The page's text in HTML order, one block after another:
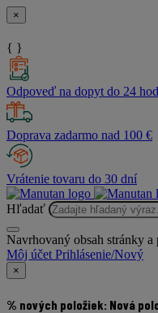
×
{ }
Odpoveď na dopyt do 24
Doprava zadarmo nad 100 €
Vrátenie tovaru do 30 dní
Hľadať
Navrhovaný obsah stránky
Môj účet Prihlásenie/Nový
×
% nových položiek: Nová